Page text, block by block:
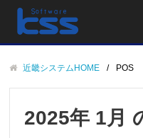
近畿システムHOME POS
2025年 1月